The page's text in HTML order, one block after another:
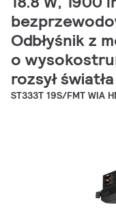
Odbłyśnik z
o
rozsył
ST333T 19S/FMT WIA